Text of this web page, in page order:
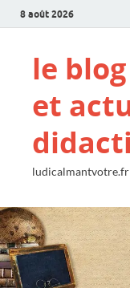
8 août 2026
le
et
ludicalmantvotre.fr